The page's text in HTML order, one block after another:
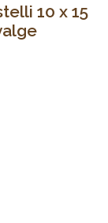
10 x 15